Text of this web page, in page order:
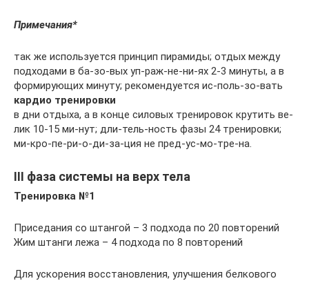
Примечания*
так же используется принцип пирамиды; отдых между
подходами в ба-зо-вых уп-раж-не-ни-ях 2-3 минуты, а в
формирующих минуту; рекомендуется ис-поль-зо-вать
кардио тренировки
в дни отдыха, а в конце силовых тренировок крутить ве-
лик 10-15 ми-нут; дли-тель-ность фазы 24 тренировки;
ми-кро-пе-ри-о-ди-за-ция не пред-ус-мо-тре-на.
III фаза системы на верх тела
Тренировка №1
Приседания со штангой – 3 подхода по 20 повторений
Жим штанги лежа – 4 подхода по 8 повторений
Для ускорения восстановления, улучшения белкового